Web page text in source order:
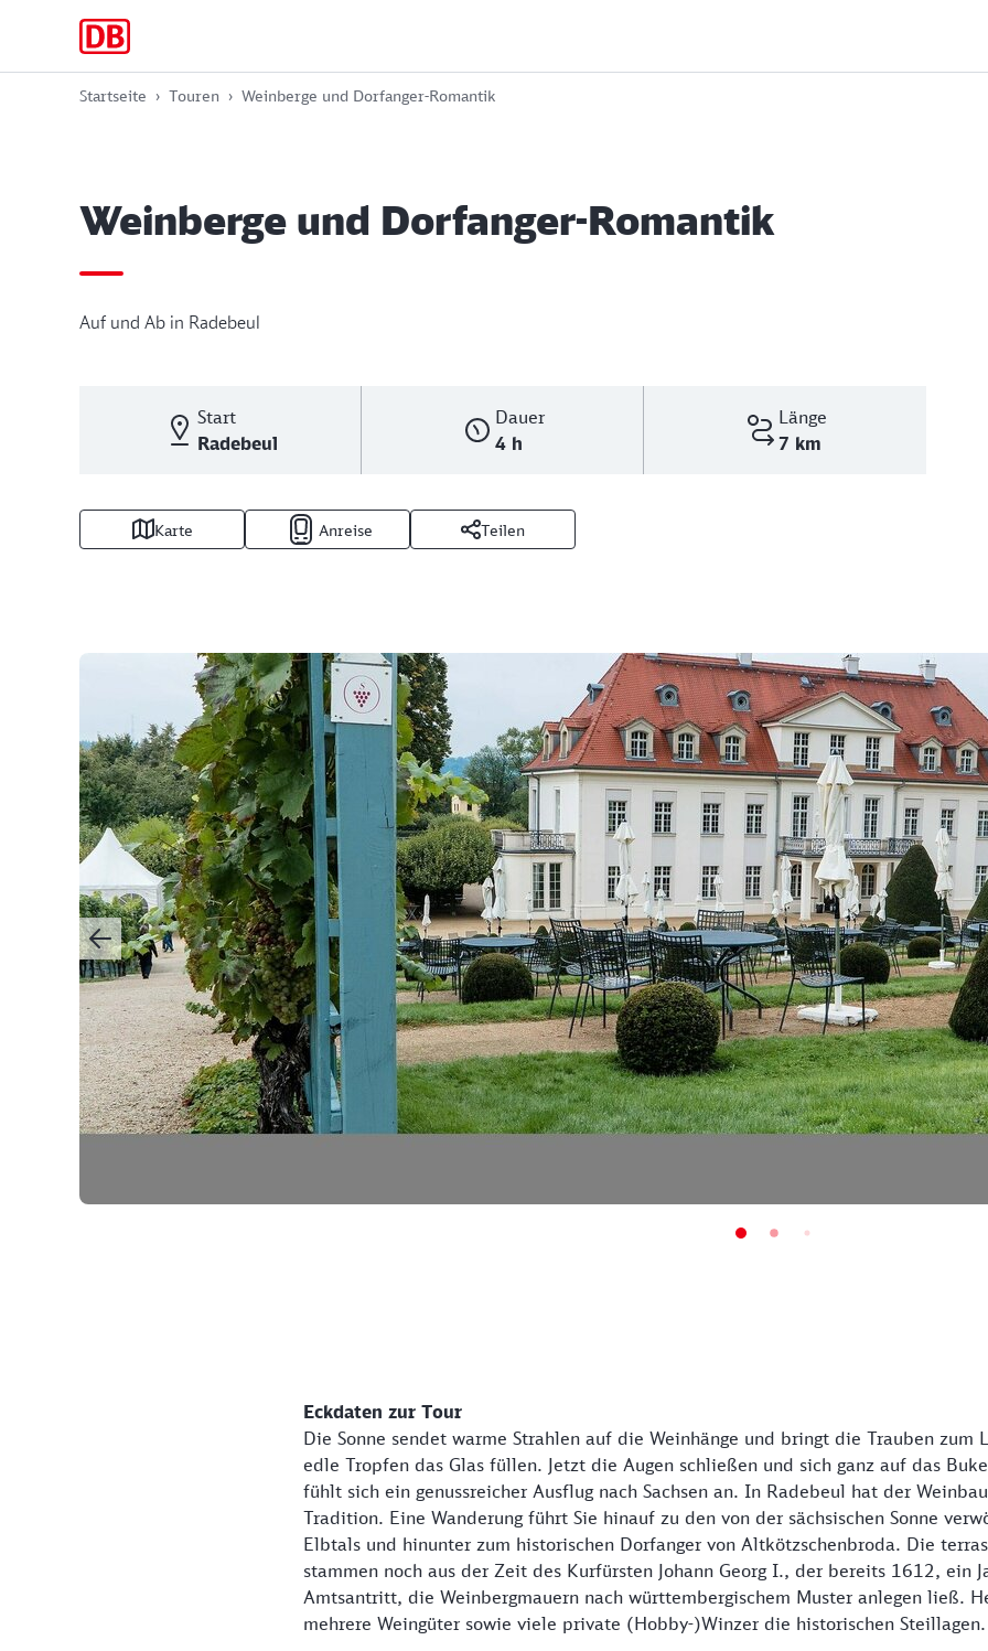
Startseite Touren Weinberge und Dorfanger-Romantik
Weinberge und Dorfanger-Romantik
Auf und Ab in Radebeul
Start
Radebeul
Dauer
4 h
Länge
7 km
Karte Anreise Teilen
Eckdaten zur Tour
Die Sonne sendet warme Strahlen auf die Weinhänge und bringt die Trauben zum
edle Tropfen das Glas füllen. Jetzt die Augen schließen und sich ganz auf das
fühlt sich ein genussreicher Ausflug nach Sachsen an. In Radebeul hat der
Tradition. Eine Wanderung führt Sie hinauf zu den von der sächsischen Sonne
Elbtals und hinunter zum historischen Dorfanger von Altkötzschenbroda. Die
stammen noch aus der Zeit des Kurfürsten Johann Georg I., der bereits 1612, ein
Amtsantritt, die Weinbergmauern nach württembergischem Muster anlegen ließ.
mehrere Weingüter sowie viele private (Hobby-)Winzer die historischen Steillagen.